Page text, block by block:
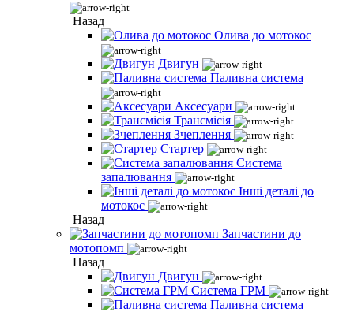
Назад
Олива до мотокос
Двигун
Паливна система
Аксесуари
Трансмісія
Зчеплення
Стартер
Система
запалювання
Інші деталі до
мотокос
Назад
Запчастини до
мотопомп
Назад
Двигун
Система ГРМ
Паливна система